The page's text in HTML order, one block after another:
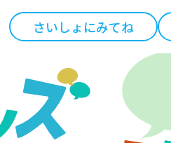
さいしょにみてね